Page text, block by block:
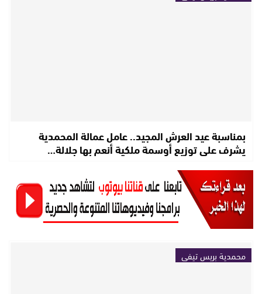
بمناسبة عيد العرش المجيد.. عامل عمالة المحمدية
يشرف على توزيع أوسمة ملكية أنعم بها جلالة…
محمدية بريس تيفي